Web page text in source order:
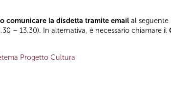
comunicare la disdetta tramite email al seguente
– 13.30). In alternativa, è necessario chiamare il
Progetto Cultura